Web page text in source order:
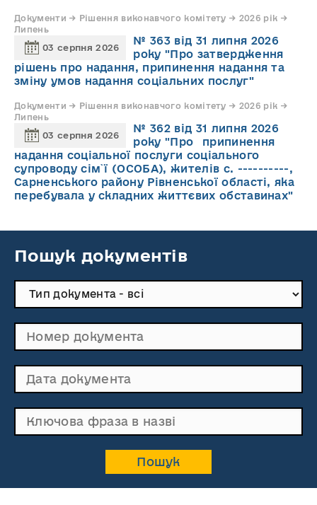
Документи → Рішення виконавчого комітету → 2026 рік →
Липень
03 серпня 2026
№ 363 від 31 липня 2026
року "Про затвердження
рішень про надання, припинення надання та
зміну умов надання соціальних послуг"
Документи → Рішення виконавчого комітету → 2026 рік →
Липень
03 серпня 2026
№ 362 від 31 липня 2026
року "Про припинення
надання соціальної послуги соціального
супроводу cім`ї (ОСОБА), жителів с. ----------,
Сарненського району Рівненської області, яка
перебувала у складних життєвих обставинах"
Пошук документів